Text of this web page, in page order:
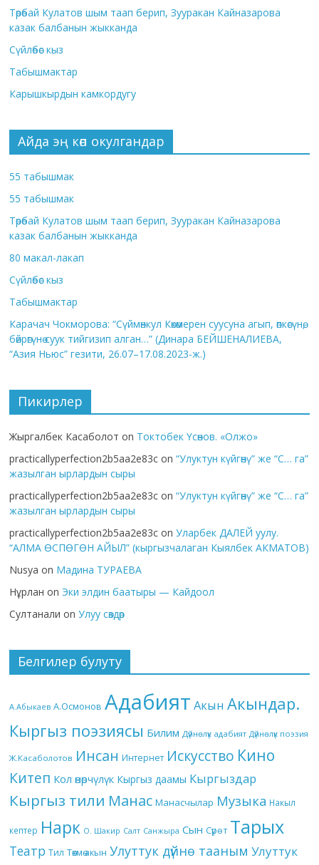
Төрөбай Кулатов шым таап берип, Зууракан Кайназарова
казак балбанын жыкканда
Сүйлөбөс кыз
Табышмактар
Карышкырдын камкордугу
Айда эң көп окулгандар
55 табышмак
55 табышмак
Төрөбай Кулатов шым таап берип, Зууракан Кайназарова
казак балбанын жыкканда
80 макал-лакап
Сүйлөбөс кыз
Табышмактар
Карачач Чокморова: “Сүймөнкул Көкөмерен суусуна агып, өпкөсүнө,
бөйрөгүнө суук тийгизип алган…” (Динара БЕЙШЕНАЛИЕВА,
“Азия Ньюс” гезити, 26.07–17.08.2023-ж.)
Пикирлер
Жыргалбек Касаболот on Токтобек Үсөнов. «Олжо»
practicallyperfection2b5aa2e83c on“Улуктун күйгөнү” же “С… га”
жазылган ырлардын сыры
practicallyperfection2b5aa2e83c on“Улуктун күйгөнү” же “С… га”
жазылган ырлардын сыры
practicallyperfection2b5aa2e83c onУларбек ДАЛЕЙ уулу.
“АЛМА ӨСПӨГӨН АЙЫЛ” (кыргызчалаган Кыялбек АКМАТОВ)
Nusya on Мадина ТУРАЕВА
Нұрлан on Эки элдин баатыры — Кайдоол
Султанали onУлуу сөздөр
Белгилер булуту
А.Абыкаев А.Осмонов Адабият Акын Акындар.
Кыргыз поэзиясы Билим Дүйнөлүк адабият Дүйнөлүк поэзия
Ж.Касаболотов Инсан Интернет Искусство Кино
Китеп Кол өнөрчүлүк Кыргыз даамы Кыргыздар
Кыргыз тили Манас Манасчылар Музыка Накыл
кептер Нарк О. Шакир Салт Санжыра Сын Сүрөт Тарых
Театр Тил Төкмө акын Улуттук дүйнө тааным Улуттук